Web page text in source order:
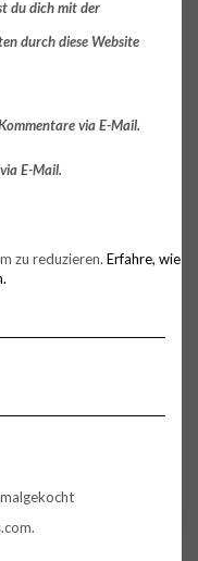
du dich mit der
durch diese Website
via E-Mail.
E-Mail.
zu reduzieren. Erfahre, wie